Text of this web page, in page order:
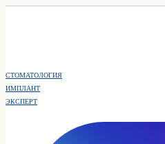
СТОМАТОЛОГИЯ
ИМПЛАНТ
ЭКСПЕРТ